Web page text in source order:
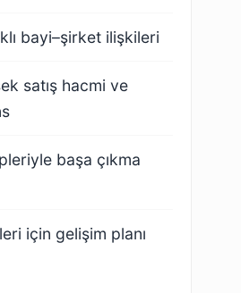
bayi–şirket ilişkileri
satış hacmi ve
başa çıkma
için gelişim planı